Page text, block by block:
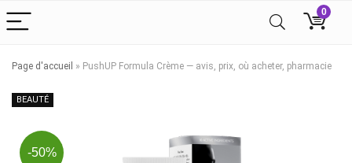
0
Page d'accueil » PushUP Formula Crème — avis, prix, où acheter, pharmacie
BEAUTÉ
-50%